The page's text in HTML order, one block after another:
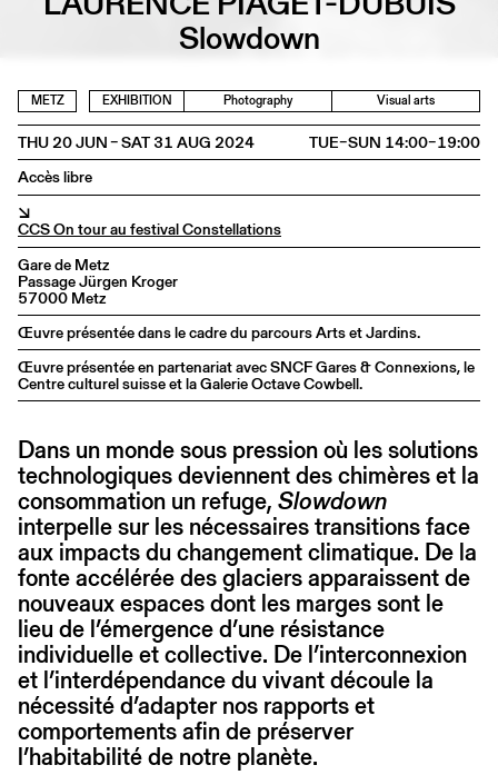
Slowdown
METZ EXHIBITION Photography Visual arts
THU 20 JUN – SAT 31 AUG 2024
TUE–SUN 14:00–19:00
Accès libre
↘
CCS On tour au festival Constellations
Gare de Metz
Passage Jürgen Kroger
57000 Metz
Œuvre présentée dans le cadre du parcours Arts et Jardins.
Œuvre présentée en partenariat avec SNCF Gares & Connexions, le
Centre culturel suisse et la Galerie Octave Cowbell.
Dans un monde sous pression où les solutions
technologiques deviennent des chimères et la
consommation un refuge, Slowdown
interpelle sur les nécessaires transitions face
aux impacts du changement climatique. De la
fonte accélérée des glaciers apparaissent de
nouveaux espaces dont les marges sont le
lieu de l’émergence d’une résistance
individuelle et collective. De l’interconnexion
et l’interdépendance du vivant découle la
nécessité d’adapter nos rapports et
comportements afin de préserver
l’habitabilité de notre planète.